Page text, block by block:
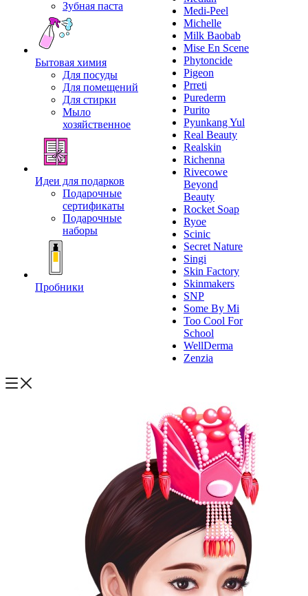
Зубная паста
Бытовая химия
Для посуды
Для помещений
Для стирки
Мыло
хозяйственное
Идеи для подарков
Подарочные
сертификаты
Подарочные
наборы
Пробники
Medi-Peel
Michelle
Milk Baobab
Mise En Scene
Phytoncide
Pigeon
Prreti
Purederm
Purito
Pyunkang Yul
Real Beauty
Realskin
Richenna
Rivecowe
Beyond
Beauty
Rocket Soap
Ryoe
Scinic
Secret Nature
Singi
Skin Factory
Skinmakers
SNP
Some By Mi
Too Cool For
School
WellDerma
Zenzia